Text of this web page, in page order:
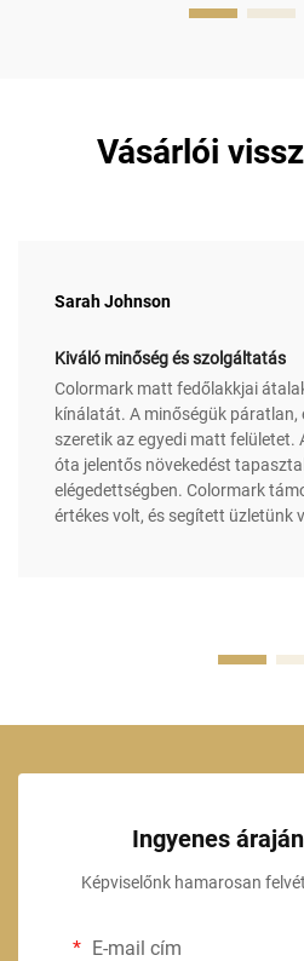
Vásárlói
Sarah Johnson
Kiváló minőség és szolgáltatás
Colormark matt fedőlakkjai
kínálatát. A minőségük páratlan,
szeretik az egyedi matt felületet.
óta jelentős növekedést
elégedettségben. Colormark
értékes volt, és segített üzletünk
Ingyenes
Képviselőnk hamarosan
E-mail cím